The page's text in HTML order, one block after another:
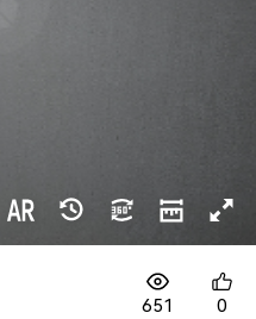
651 0